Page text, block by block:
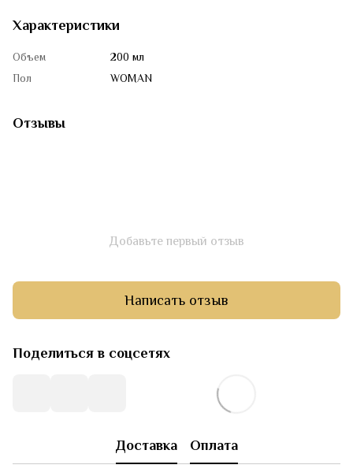
Характеристики
Объем
200 мл
Пол
WOMAN
Отзывы
Добавьте первый отзыв
Написать отзыв
Поделиться в соцсетях
Доставка Оплата